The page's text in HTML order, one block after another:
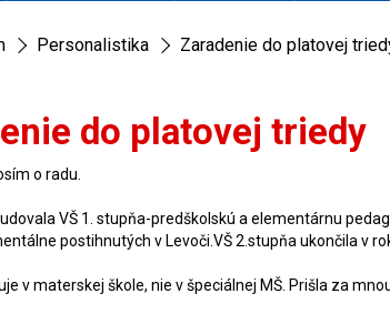
Personalistika Zaradenie do platovej
do platovej triedy
o radu.
VŠ 1. stupňa-predškolskú a elementárnu
postihnutých v Levoči.VŠ 2.stupňa ukončila v
v materskej škole, nie v špeciálnej MŠ. Prišla za